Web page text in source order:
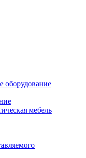
оборудование
мебель